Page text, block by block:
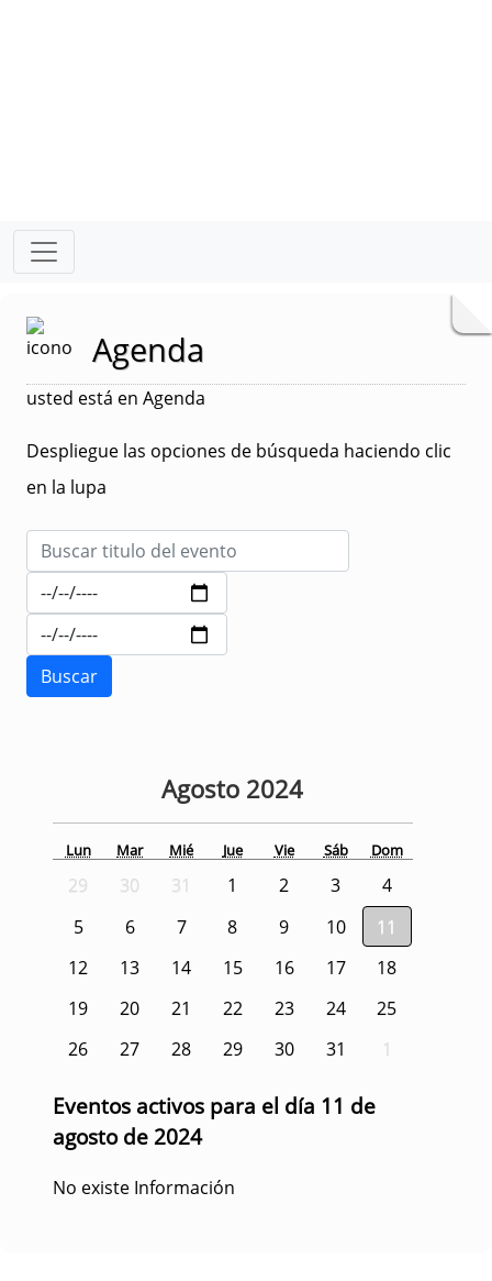
Agenda
usted está en Agenda
Despliegue las opciones de búsqueda haciendo clic
en la lupa
Agosto 2024
Lun Mar Mié Jue Vie Sáb Dom
29 30 31 1 2 3
4
5
6 7 8 9 10
11
12
13 14 15 16 17
18
19
20 21 22 23 24
25
26
27 28 29 30 31 1
Eventos activos para el día 11 de
agosto de 2024
No existe Información